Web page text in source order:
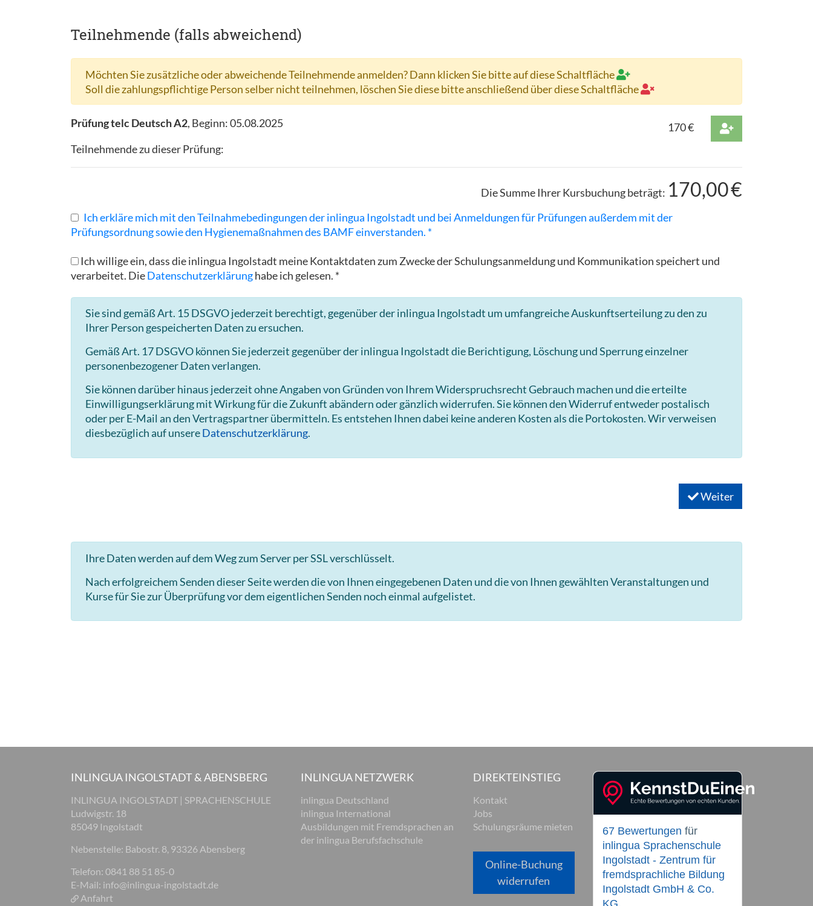
Teilnehmende (falls abweichend)
Möchten Sie zusätzliche oder abweichende Teilnehmende anmelden? Dann klicken Sie bitte auf diese Schaltfläche
Soll die zahlungspflichtige Person selber nicht teilnehmen, löschen Sie diese bitte anschließend über diese Schaltfläche
Prüfung telc Deutsch A2, Beginn:05.08.2025 170€
Teilnehmende zu dieser Prüfung:
Die Summe Ihrer Kursbuchung beträgt: 170,00€
Ich erkläre mich mit den Teilnahmebedingungen der inlingua Ingolstadt und bei Anmeldungen für Prüfungen außerdem mit der
Prüfungsordnung sowie den Hygienemaßnahmen des BAMF einverstanden. *
Ich willige ein, dass die inlingua Ingolstadt meine Kontaktdaten zum Zwecke der Schulungsanmeldung und Kommunikation speichert und
verarbeitet. DieDatenschutzerklärunghabe ich gelesen. *
Sie sind gemäß Art. 15 DSGVO jederzeit berechtigt, gegenüber der inlingua Ingolstadt um umfangreiche Auskunftserteilung zu den zu
Ihrer Person gespeicherten Daten zu ersuchen.
Gemäß Art. 17 DSGVO können Sie jederzeit gegenüber der inlingua Ingolstadt die Berichtigung, Löschung und Sperrung einzelner
personenbezogener Daten verlangen.
Sie können darüber hinaus jederzeit ohne Angaben von Gründen von Ihrem Widerspruchsrecht Gebrauch machen und die erteilte
Einwilligungserklärung mit Wirkung für die Zukunft abändern oder gänzlich widerrufen. Sie können den Widerruf entweder postalisch
oder per E-Mail an den Vertragspartner übermitteln. Es entstehen Ihnen dabei keine anderen Kosten als die Portokosten. Wir verweisen
diesbezüglich auf unsereDatenschutzerklärung.
Weiter
Ihre Daten werden auf dem Weg zum Server per SSL verschlüsselt.
Nach erfolgreichem Senden dieser Seite werden die von Ihnen eingegebenen Daten und die von Ihnen gewählten Veranstaltungen und
Kurse für Sie zur Überprüfung vor dem eigentlichen Senden noch einmal aufgelistet.
INLINGUA INGOLSTADT & ABENSBERG
INLINGUA INGOLSTADT | SPRACHENSCHULE
Ludwigstr. 18
85049 Ingolstadt
Nebenstelle: Babostr. 8, 93326 Abensberg
Telefon: 0841 88 51 85-0
E-Mail: info@inlingua-ingolstadt.de
Anfahrt
INLINGUA NETZWERK
inlingua Deutschland
inlingua International
Ausbildungen mit Fremdsprachen an
der inlingua Berufsfachschule
DIREKTEINSTIEG
Kontakt
Jobs
Schulungsräume mieten
Online-Buchung
widerrufen
67 Bewertungen für
inlingua Sprachenschule
Ingolstadt - Zentrum für
fremdsprachliche Bildung
Ingolstadt GmbH & Co.
KG.